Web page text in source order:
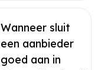
Wanneer sluit
een aanbieder
goed aan in